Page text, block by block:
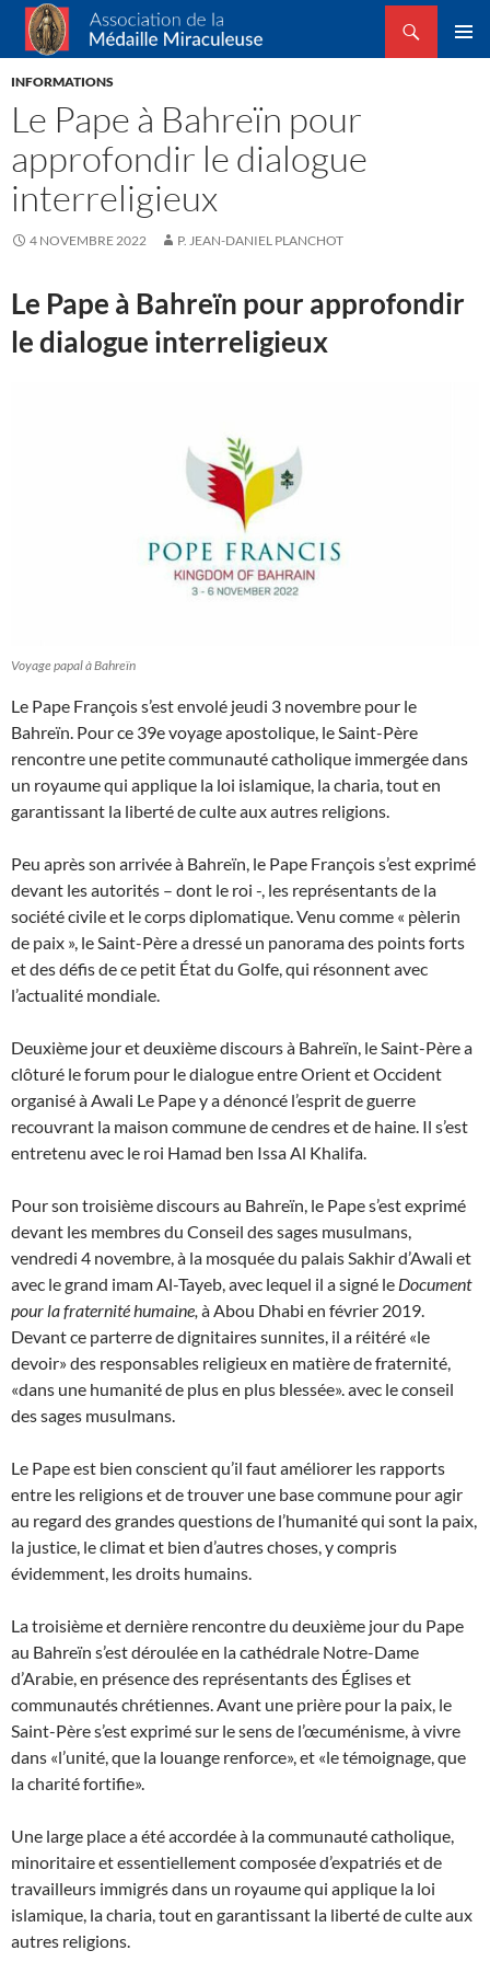
Association de la Médaille Miraculeuse
Recherche
ALLER
INFORMATIONS
Le Pape à Bahreïn pour
approfondir le dialogue
interreligieux
4 NOVEMBRE 2022 P. JEAN-DANIEL PLANCHOT
Le Pape à Bahreïn pour approfondir
le dialogue interreligieux
Voyage papal à Bahreïn
Le Pape François s’est envolé jeudi 3 novembre pour le
Bahreïn. Pour ce 39e voyage apostolique, le Saint-Père
rencontre une petite communauté catholique immergée dans
un royaume qui applique la loi islamique, la charia, tout en
garantissant la liberté de culte aux autres religions.
Peu après son arrivée à Bahreïn, le Pape François s’est exprimé
devant les autorités – dont le roi -, les représentants de la
société civile et le corps diplomatique. Venu comme « pèlerin
de paix », le Saint-Père a dressé un panorama des points forts
et des défis de ce petit État du Golfe, qui résonnent avec
l’actualité mondiale.
Deuxième jour et deuxième discours à Bahreïn, le Saint-Père a
clôturé le forum pour le dialogue entre Orient et Occident
organisé à Awali Le Pape y a dénoncé l’esprit de guerre
recouvrant la maison commune de cendres et de haine. Il s’est
entretenu avec le roi Hamad ben Issa Al Khalifa.
Pour son troisième discours au Bahreïn, le Pape s’est exprimé
devant les membres du Conseil des sages musulmans,
vendredi 4 novembre, à la mosquée du palais Sakhir d’Awali et
avec le grand imam Al-Tayeb, avec lequel il a signé le Document
pour la fraternité humaine, à Abou Dhabi en février 2019.
Devant ce parterre de dignitaires sunnites, il a réitéré «le
devoir» des responsables religieux en matière de fraternité,
«dans une humanité de plus en plus blessée». avec le conseil
des sages musulmans.
Le Pape est bien conscient qu’il faut améliorer les rapports
entre les religions et de trouver une base commune pour agir
au regard des grandes questions de l’humanité qui sont la paix,
la justice, le climat et bien d’autres choses, y compris
évidemment, les droits humains.
La troisième et dernière rencontre du deuxième jour du Pape
au Bahreïn s’est déroulée en la cathédrale Notre-Dame
d’Arabie, en présence des représentants des Églises et
communautés chrétiennes. Avant une prière pour la paix, le
Saint-Père s’est exprimé sur le sens de l’œcuménisme, à vivre
dans «l’unité, que la louange renforce», et «le témoignage, que
la charité fortifie».
Une large place a été accordée à la communauté catholique,
minoritaire et essentiellement composée d’expatriés et de
travailleurs immigrés dans un royaume qui applique la loi
islamique, la charia, tout en garantissant la liberté de culte aux
autres religions.